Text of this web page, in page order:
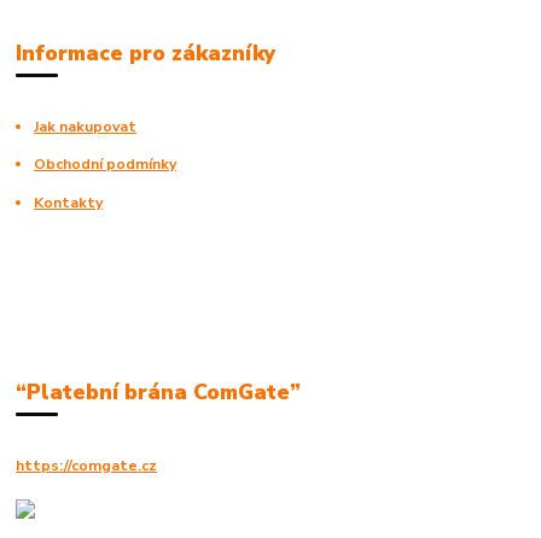
Informace pro zákazníky
Jak nakupovat
Obchodní podmínky
Kontakty
“Platební brána ComGate”
https://comgate.cz